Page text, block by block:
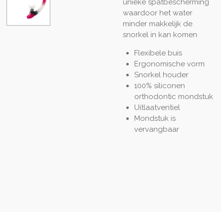
unieke spatbescherming
waardoor het water
minder makkelijk de
snorkel in kan komen
Flexibele buis
Ergonomische vorm
Snorkel houder
100% siliconen
orthodontic mondstuk
Uitlaatventiel
Mondstuk is
vervangbaar